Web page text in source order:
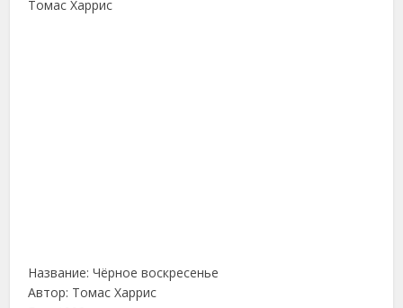
Название: Чёрное воскресенье
Автор: Томас Харрис